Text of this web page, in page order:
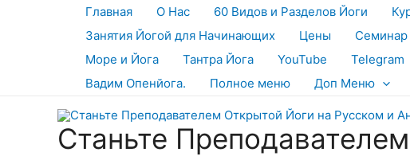
Главная О Нас 60 Видов и Разделов Йоги
Занятия Йогой для Начинающих
Цены Семинар
Море и Йога
Тантра Йога YouTube Telegram
Вадим Опенйога.
Полное меню Доп Меню
Станьте